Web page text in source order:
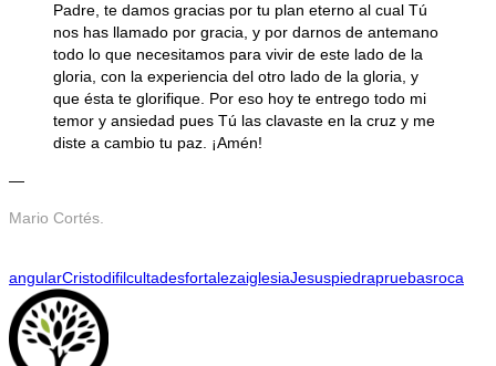
Padre, te damos gracias por tu plan eterno al cual Tú
nos has llamado por gracia, y por darnos de antemano
todo lo que necesitamos para vivir de este lado de la
gloria, con la experiencia del otro lado de la gloria, y
que ésta te glorifique. Por eso hoy te entrego todo mi
temor y ansiedad pues Tú las clavaste en la cruz y me
diste a cambio tu paz. ¡Amén!
—
Mario Cortés.
angularCristodifilcultadesfortalezaiglesiaJesuspiedrapruebasroca